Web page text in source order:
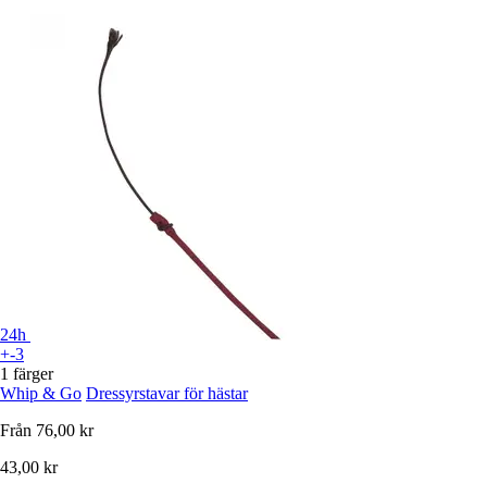
24h
+-3
1 färger
Whip & Go Dressyrstavar för hästar
Från 76,00 kr
43,00 kr